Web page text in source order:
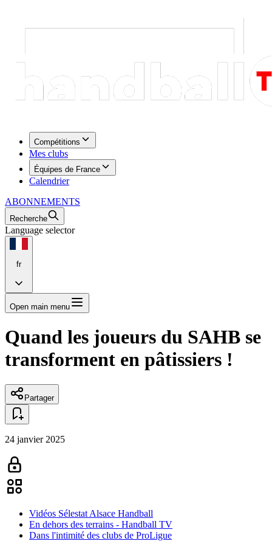
Compétitions
Mes clubs
Équipes de France
Calendrier
ABONNEMENTS
Recherche
Language selector
fr
Open main menu
Quand les joueurs du SAHB se
transforment en pâtissiers !
Partager
24 janvier 2025
Vidéos Sélestat Alsace Handball
En dehors des terrains - Handball TV
Dans l'intimité des clubs de ProLigue